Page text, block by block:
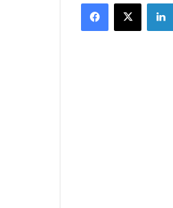
Facebook
X